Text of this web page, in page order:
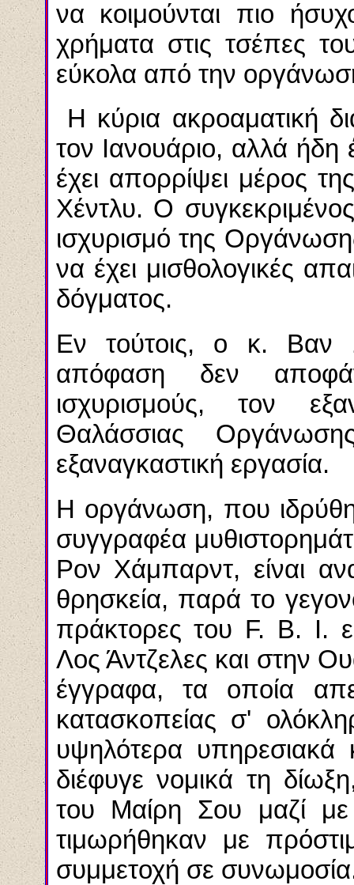
να κοιμούνται πιο
χρήματα στις τσέπες
εύκολα από την
Η κύρια ακροαματική
τον Ιανουάριο, αλλά ήδη
έχει απορρίψει μέρος
Χέντλυ. Ο
ισχυρισμό της
να έχει μισθολογικές
δόγματος.
Εν τούτοις, ο κ. Βαν
απόφαση δεν
ισχυρισμούς, τον
Θαλάσσιας
εξαναγκαστική εργασία.
Η οργάνωση, που
συγγραφέα
Ρον Χάμπαρντ, είναι
θρησκεία, παρά το
πράκτορες του F. B. I.
Λος Άντζελες και στην
έγγραφα, τα οποία
κατασκοπείας σ'
υψηλότερα
διέφυγε νομικά τη
του Μαίρη Σου μαζί με
τιμωρήθηκαν με
συμμετοχή σε